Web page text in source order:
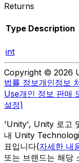
Returns
Type Description
int
Copyright © 2026
법률 정보개인정보
Use개인 정보 판매
설정)
'Unity', Unity 로고
내 Unity
표입니다(자세한 내
또는 브랜드는 해당